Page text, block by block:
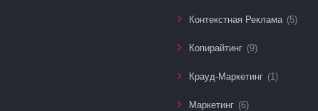
Контекстная Реклама (5)
Копирайтинг (9)
Крауд-Маркетинг (1)
Маркетинг (6)